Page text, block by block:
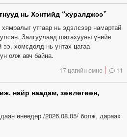
нь Хэнтийд “хуралджээ”
утгаар нь эдэлсээр намартай
Залгуулаад шатахууны үнийн
хомсдолд нь унтах цагаа
олж авч байна.
17 цагийн өмнө 11
найр наадам, зөвлөгөөн,
өнөөдөр /2026.08.05/ болж, дараах